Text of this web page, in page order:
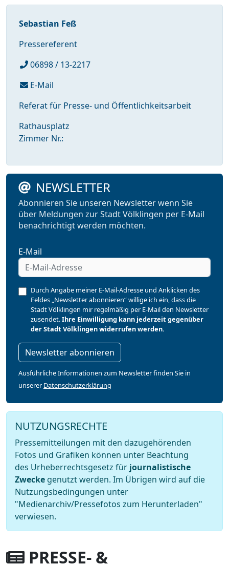
Sebastian Feß
Pressereferent
06898 / 13-2217
E-Mail
Referat für Presse- und Öffentlichkeitsarbeit
Rathausplatz
Zimmer Nr.:
NEWSLETTER
Abonnieren Sie unseren Newsletter wenn Sie
über Meldungen zur Stadt Völklingen per E-Mail
benachrichtigt werden möchten.
E-Mail
Durch Angabe meiner E-Mail-Adresse und Anklicken des
Feldes „Newsletter abonnieren“ willige ich ein, dass die
Stadt Völklingen mir regelmäßig per E-Mail den Newsletter
zusendet.Ihre Einwilligung kann jederzeit gegenüber
der Stadt Völklingen widerrufen werden.
Newsletter abonnieren
Ausführliche Informationen zum Newsletter finden Sie in
unserer Datenschutzerklärung
NUTZUNGSRECHTE
Pressemitteilungen mit den dazugehörenden
Fotos und Grafiken können unter Beachtung
des Urheberrechtsgesetz für journalistische
Zwecke genutzt werden. Im Übrigen wird auf die
Nutzungsbedingungen unter
"Medienarchiv/Pressefotos zum Herunterladen"
verwiesen.
PRESSE- &